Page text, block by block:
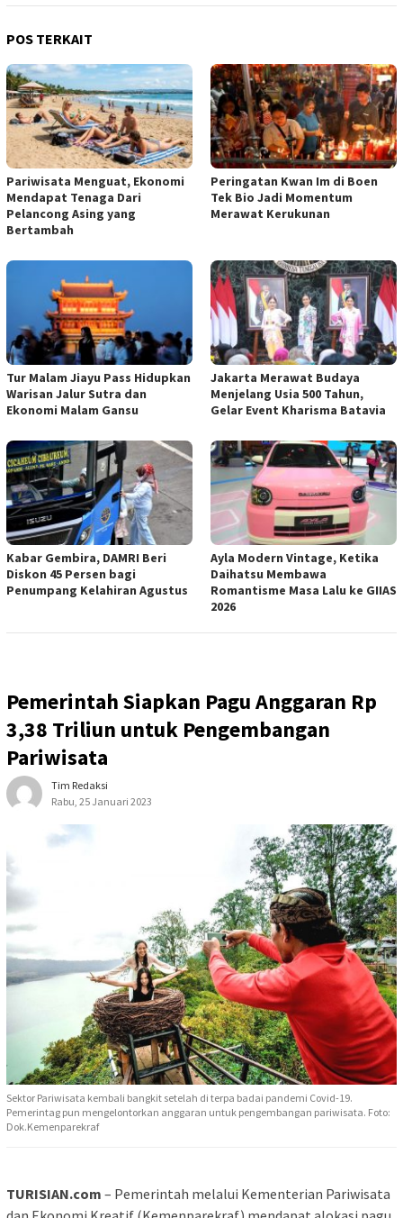
POS TERKAIT
Pariwisata Menguat, Ekonomi
Mendapat Tenaga Dari
Pelancong Asing yang
Bertambah
Peringatan Kwan Im di Boen
Tek Bio Jadi Momentum
Merawat Kerukunan
Tur Malam Jiayu Pass Hidupkan
Warisan Jalur Sutra dan
Ekonomi Malam Gansu
Jakarta Merawat Budaya
Menjelang Usia 500 Tahun,
Gelar Event Kharisma Batavia
Kabar Gembira, DAMRI Beri
Diskon 45 Persen bagi
Penumpang Kelahiran Agustus
Ayla Modern Vintage, Ketika
Daihatsu Membawa
Romantisme Masa Lalu ke GIIAS
2026
Pemerintah Siapkan Pagu Anggaran Rp
3,38 Triliun untuk Pengembangan
Pariwisata
Tim Redaksi
Rabu, 25 Januari 2023
Sektor Pariwisata kembali bangkit setelah di terpa badai pandemi Covid-19.
Pemerintag pun mengelontorkan anggaran untuk pengembangan pariwisata. Foto:
Dok.Kemenparekraf
TURISIAN.com – Pemerintah melalui Kementerian Pariwisata